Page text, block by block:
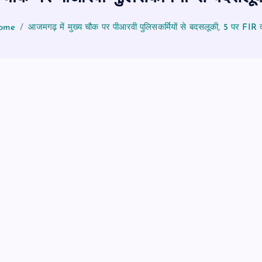
आजमगढ़ में मुख्य चौक पर पीआरवी पुलिसकर्मियों से बदसलूकी, 5 पर FIR